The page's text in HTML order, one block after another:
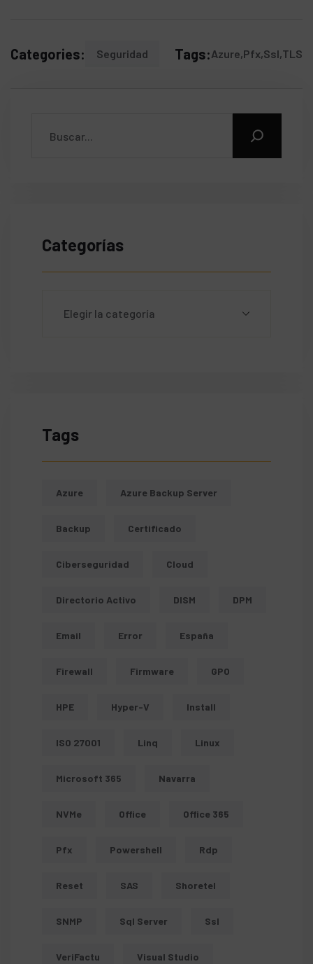
Categories: Seguridad Tags:Azure Pfx Ssl TLS
Categorías
Tags
Azure Azure Backup Server
Backup Certificado
Ciberseguridad Cloud
Directorio Activo DISM DPM
Email Error España
Firewall Firmware GPO
HPE Hyper-V Install
ISO 27001 Linq Linux
Microsoft 365 Navarra
NVMe Office Office 365
Pfx Powershell Rdp
Reset SAS Shoretel
SNMP Sql Server Ssl
VeriFactu Visual Studio